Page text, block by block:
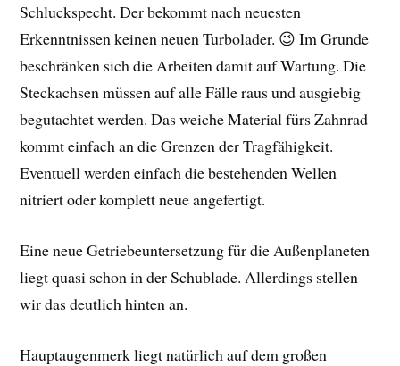
Schluckspecht. Der bekommt nach neuesten
Erkenntnissen keinen neuen Turbolader. 😉 Im Grunde
beschränken sich die Arbeiten damit auf Wartung. Die
Steckachsen müssen auf alle Fälle raus und ausgiebig
begutachtet werden. Das weiche Material fürs Zahnrad
kommt einfach an die Grenzen der Tragfähigkeit.
Eventuell werden einfach die bestehenden Wellen
nitriert oder komplett neue angefertigt.
Eine neue Getriebeuntersetzung für die Außenplaneten
liegt quasi schon in der Schublade. Allerdings stellen
wir das deutlich hinten an.
Hauptaugenmerk liegt natürlich auf dem großen